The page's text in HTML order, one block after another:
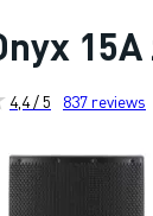
4,4 / 5 837reviews